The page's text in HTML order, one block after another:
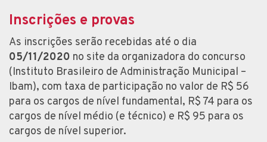
Inscrições e provas
As inscrições serão recebidas até o dia
05/11/2020 no site da organizadora do concurso
(Instituto Brasileiro de Administração Municipal –
Ibam), com taxa de participação no valor de R$ 56
para os cargos de nível fundamental, R$ 74 para os
cargos de nível médio (e técnico) e R$ 95 para os
cargos de nível superior.